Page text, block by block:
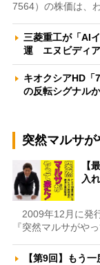
7564）の株価は、
三菱重工が「AI
運 エヌビディ
キオクシアHD「
の反転シグナル
突然マルサが
【
入
2009年12月に発
『突然マルサがや
【第9回】もう